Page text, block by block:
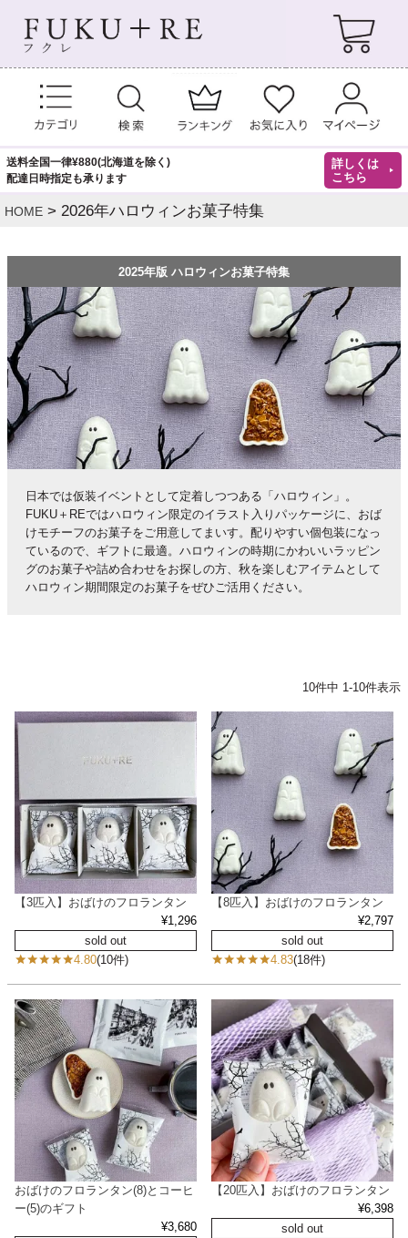
送料全国一律¥880(北海道を除く)
配達日時指定も承ります
詳しくは
こちら
HOME 2026年ハロウィンお菓子特集
2025年版 ハロウィンお菓子特集
日本では仮装イベントとして定着しつつある「ハロウィン」。
FUKU＋REではハロウィン限定のイラスト入りパッケージに、おば
けモチーフのお菓子をご用意してまいす。配りやすい個包装になっ
ているので、ギフトに最適。ハロウィンの時期にかわいいラッピン
グのお菓子や詰め合わせをお探しの方、秋を楽しむアイテムとして
ハロウィン期間限定のお菓子をぜひご活用ください。
10件中 1-10件表示
【3匹入】おばけのフロランタン
¥1,296
sold out
4.80(10件)
【8匹入】おばけのフロランタン
¥2,797
sold out
4.83(18件)
おばけのフロランタン(8)とコーヒ
ー(5)のギフト
¥3,680
【20匹入】おばけのフロランタン
¥6,398
sold out